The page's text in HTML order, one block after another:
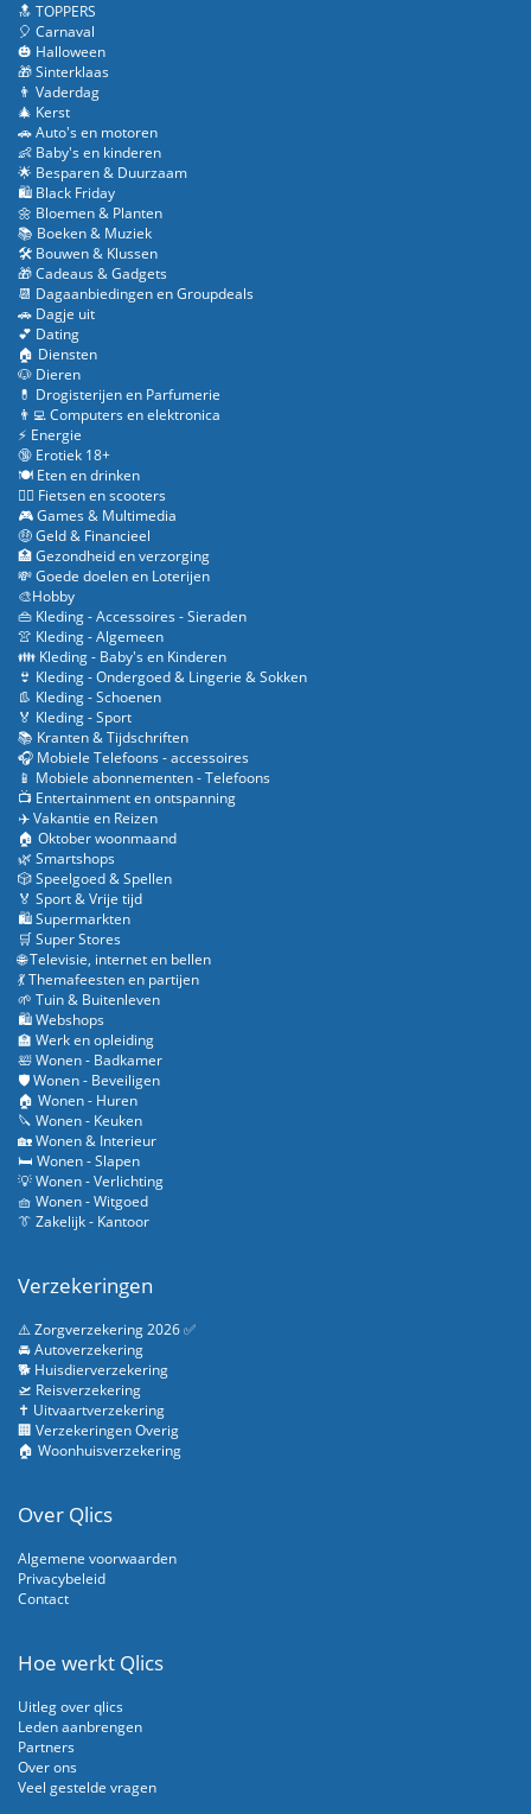
🔝 TOPPERS
🎈 Carnaval
🎃 Halloween
🎁 Sinterklaas
👨 Vaderdag
🎄 Kerst
🚗 Auto's en motoren
👶 Baby's en kinderen
🌟 Besparen & Duurzaam
🛍️ Black Friday
🌼 Bloemen & Planten
📚 Boeken & Muziek
🛠️ Bouwen & Klussen
🎁 Cadeaus & Gadgets
📆 Dagaanbiedingen en Groupdeals
🚗 Dagje uit
💕 Dating
🏠 Diensten
🐶 Dieren
💊 Drogisterijen en Parfumerie
👨‍💻 Computers en elektronica
⚡ Energie
🔞 Erotiek 18+
🍽️ Eten en drinken
🚴‍♂️ Fietsen en scooters
🎮 Games & Multimedia
🤑 Geld & Financieel
🏥 Gezondheid en verzorging
💸 Goede doelen en Loterijen
🎨Hobby
👜 Kleding - Accessoires - Sieraden
👚 Kleding - Algemeen
👪 Kleding - Baby's en Kinderen
👙 Kleding - Ondergoed & Lingerie & Sokken
👢 Kleding - Schoenen
🏅 Kleding - Sport
📚 Kranten & Tijdschriften
🎧 Mobiele Telefoons - accessoires
📱 Mobiele abonnementen - Telefoons
📺 Entertainment en ontspanning
✈️ Vakantie en Reizen
🏠 Oktober woonmaand
🌿 Smartshops
🎲 Speelgoed & Spellen
🏅 Sport & Vrije tijd
🛍️ Supermarkten
🛒 Super Stores
🌐 Televisie, internet en bellen
💃 Themafeesten en partijen
🌱 Tuin & Buitenleven
🛍️ Webshops
🏫 Werk en opleiding
🛀 Wonen - Badkamer
🛡️ Wonen - Beveiligen
🏠 Wonen - Huren
🔪 Wonen - Keuken
🏡 Wonen & Interieur
🛏️ Wonen - Slapen
💡 Wonen - Verlichting
🧺 Wonen - Witgoed
👔 Zakelijk - Kantoor
Verzekeringen
⚠️ Zorgverzekering 2026 ✅
🚘 Autoverzekering
🐕 Huisdierverzekering
🛫 Reisverzekering
✝️ Uitvaartverzekering
🏢 Verzekeringen Overig
🏠 Woonhuisverzekering
Over Qlics
Algemene voorwaarden
Privacybeleid
Contact
Hoe werkt Qlics
Uitleg over qlics
Leden aanbrengen
Partners
Over ons
Veel gestelde vragen